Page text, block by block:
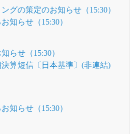
グの策定のお知らせ（15:30）
知らせ（15:30）
らせ（15:30）
算短信〔日本基準〕(非連結)
知らせ（15:30）